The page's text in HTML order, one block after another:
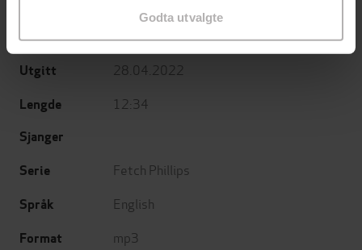
Godta utvalgte
Forlag Little, Brown Book Group
Utgitt 28.04.2022
Lengde 12:34
Sjanger
Serie
Fetch Phillips
Språk English
Format mp3